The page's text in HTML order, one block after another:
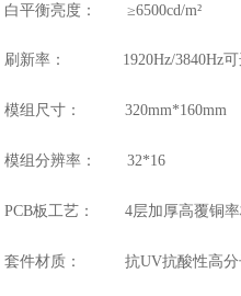
白平衡亮度： ≥6500cd/m²
刷新率： 1920Hz/3840Hz可
模组尺寸： 320mm*160mm
模组分辨率： 32*16
PCB板工艺： 4层加厚高覆铜率
套件材质： 抗UV抗酸性高分